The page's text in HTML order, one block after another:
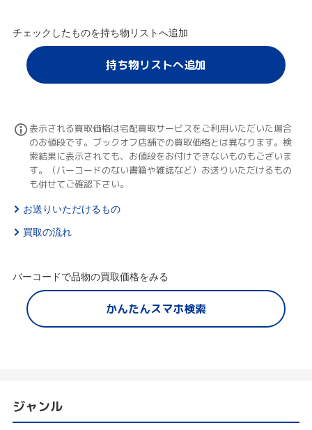
チェックしたものを持ち物リストへ追加
持ち物リストへ追加
表示される買取価格は宅配買取サービスをご利用いただいた場合
のお値段です。ブックオフ店舗での買取価格とは異なります。検
索結果に表示されても、お値段をお付けできないものもございま
す。（バーコードのない書籍や雑誌など）お送りいただけるもの
も併せてご確認下さい。
お送りいただけるもの
買取の流れ
バーコードで品物の買取価格をみる
かんたんスマホ検索
ジャンル